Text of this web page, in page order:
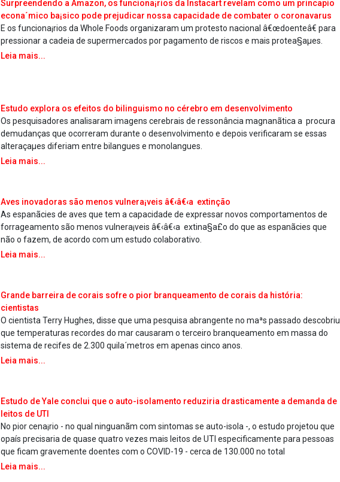
Surpreendendo a Amazon, os funciona¡rios da Instacart revelam como um princa­pio
econa´mico ba¡sico pode prejudicar nossa capacidade de combater o coronava­rus
E os funciona¡rios da Whole Foods organizaram um protesto nacional â€œdoenteâ€ para
pressionar a cadeia de supermercados por pagamento de riscos e mais protea§aµes.
Leia mais...
Estudo explora os efeitos do bilinguismo no cérebro em desenvolvimento
Os pesquisadores analisaram imagens cerebrais de ressonância magnanãtica a procura
demudanças que ocorreram durante o desenvolvimento e depois verificaram se essas
alteraçaµes diferiam entre bila­ngues e monola­ngues.
Leia mais...
Aves inovadoras são menos vulnera¡veis â€‹â€‹a extinção
As espanãcies de aves que tem a capacidade de expressar novos comportamentos de
forrageamento são menos vulnera¡veis â€‹â€‹a extina§a£o do que as espanãcies que
não o fazem, de acordo com um estudo colaborativo.
Leia mais...
Grande barreira de corais sofre o pior branqueamento de corais da história:
cientistas
O cientista Terry Hughes, disse que uma pesquisa abrangente no maªs passado descobriu
que temperaturas recordes do mar causaram o terceiro branqueamento em massa do
sistema de recifes de 2.300 quila´metros em apenas cinco anos.
Leia mais...
Estudo de Yale conclui que o auto-isolamento reduziria drasticamente a demanda de
leitos de UTI
No pior cena¡rio - no qual ninguanãm com sintomas se auto-isola -, o estudo projetou que
opaís precisaria de quase quatro vezes mais leitos de UTI especificamente para pessoas
que ficam gravemente doentes com o COVID-19 - cerca de 130.000 no total
Leia mais...